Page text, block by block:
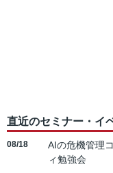
直近のセミナー・イ
08/18
AIの危機管理
ィ勉強会